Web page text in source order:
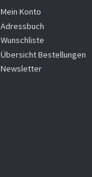
Mein Konto
Adressbuch
Wunschliste
Übersicht Bestellungen
Newsletter